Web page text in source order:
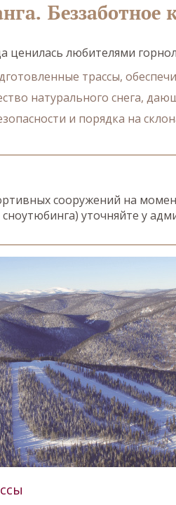
Беззаботное
ценилась любителями
трассы,
натурального снега,
и порядка на
сооружений на
сноутюбинга) уточняйте у